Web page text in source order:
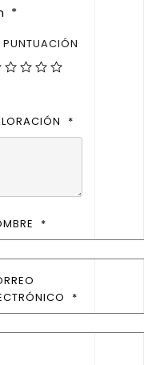
*
PUNTUACIÓN
*
*
*